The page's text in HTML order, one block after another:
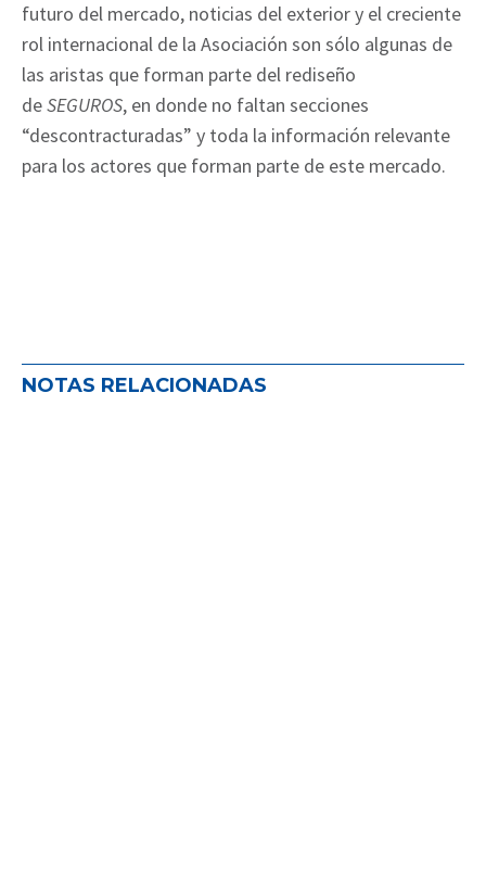
futuro del mercado, noticias del exterior y el creciente
rol internacional de la Asociación son sólo algunas de
las aristas que forman parte del rediseño
deSEGUROS, en donde no faltan secciones
“descontracturadas” y toda la información relevante
para los actores que forman parte de este mercado.
NOTAS RELACIONADAS